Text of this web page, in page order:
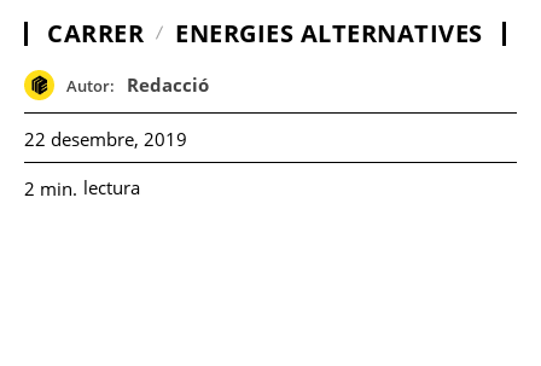
CARRER ENERGIES ALTERNATIVES
Autor: Redacció
22 desembre, 2019
2 min. lectura